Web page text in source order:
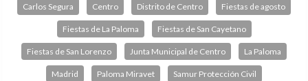
Carlos Segura Centro Distrito de Centro Fiestas de agosto
Fiestas de La Paloma Fiestas de San Cayetano
Fiestas de San Lorenzo Junta Municipal de Centro La Paloma
Madrid Paloma Miravet Samur Protección Civil